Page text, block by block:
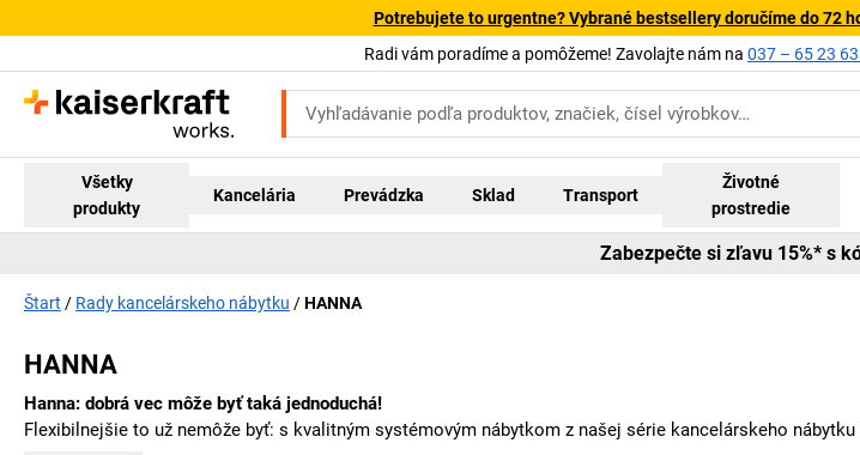
Potrebujete to urgentne? Vybrané bestsellery doručíme do 72
Radi vám poradíme a pomôžeme! Zavolajte nám na 037 – 65 23
Všetky
produkty
Kancelária Prevádzka Sklad Transport
Životné
prostredie
Zabezpečte si zľavu 15%* s
Štart Rady kancelárskeho nábytku HANNA
HANNA
Hanna: dobrá vec môže byť taká jednoduchá!
Flexibilnejšie to už nemôže byť: s kvalitným systémovým nábytkom z našej série kancelárskeho